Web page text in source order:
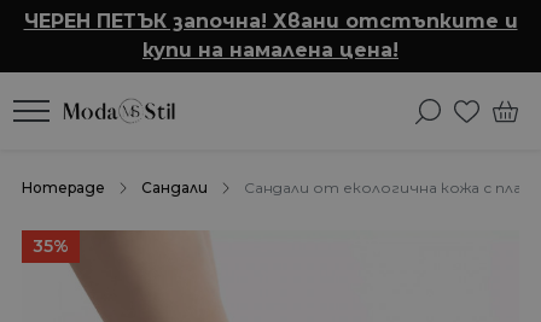
ЧЕРЕН ПЕТЪК започна! Хвани отстъпките и
купи на намалена цена!
Homepage Сандали Сандали от екологична кожа с
35%